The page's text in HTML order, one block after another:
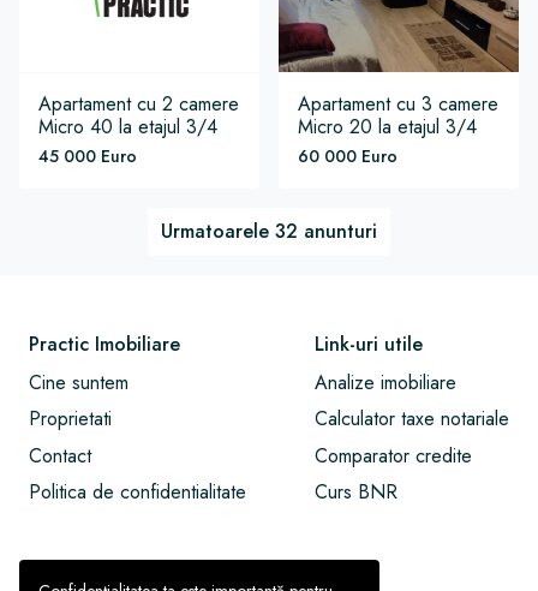
Apartamentcu 2 camere
Micro 40 la etajul 3/4
45 000 Euro
Apartamentcu 3 camere
Micro 20 la etajul 3/4
60 000 Euro
Urmatoarele 32 anunturi
Practic Imobiliare
Cine suntem
Proprietati
Contact
Politica de confidentialitate
Link-uri utile
Analize imobiliare
Calculator taxe notariale
Comparator credite
Curs BNR